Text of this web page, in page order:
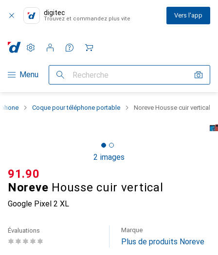
digitec
Trouvez et commandez plus vite Vers l'app
Navigation par catégorie
Menu Recherche
Paramètres
Compte client
Listes de comparaison
Listes d'envies
Panier
Coque pour téléphone portable Noreve Housse cuir vertical
2 images
Noreve Housse cuir vertical
Google Pixel 2 XL
CHF
91.90
Évaluations Marque
Plus de produits Noreve